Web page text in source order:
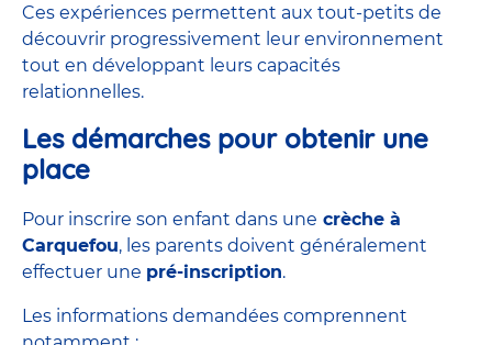
Ces expériences permettent aux tout-petits de
découvrir progressivement leur environnement
tout en développant leurs capacités
relationnelles.
Les démarches pour obtenir une
place
Pour inscrire son enfant dans une crèche à
Carquefou, les parents doivent généralement
effectuer une pré-inscription.
Les informations demandées comprennent